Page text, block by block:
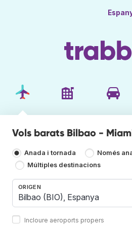
Vols barats Bilbao -
Anada i tornada
Només
Múltiples destinacions
ORIGEN
Incloure aeroports propers